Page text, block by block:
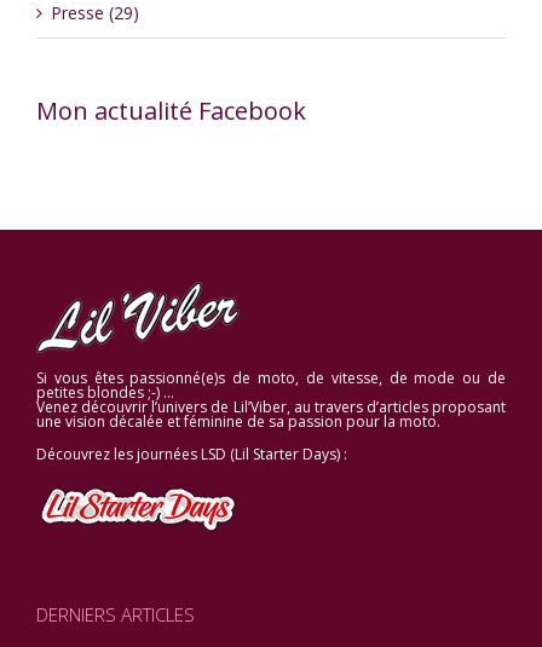
Presse (29)
Mon actualité Facebook
Si vous êtes passionné(e)s de moto, de vitesse, de mode ou de
petites blondes ;-) …
Venez découvrir l’univers de Lil’Viber, au travers d’articles proposant
une vision décalée et féminine de sa passion pour la moto.
Découvrez les journées LSD (Lil Starter Days) :
DERNIERS ARTICLES